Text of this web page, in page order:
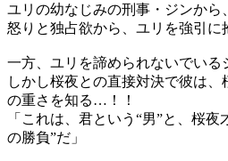
ユリの幼なじみの刑事・ジンから
怒りと独占欲から、ユリを強引に
一方、ユリを諦められないでいる
しかし桜夜との直接対決で彼は
の重さを知る…！！
「これは、君という“男”と、桜
の勝負”だ」